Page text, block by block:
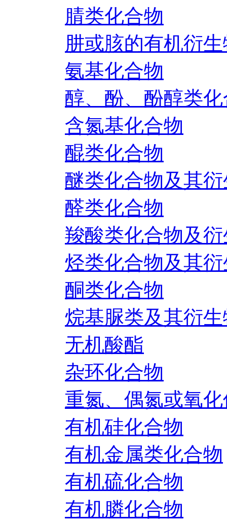
腈类化合物
肼或胲的有机衍
氨基化合物
醇、酚、酚醇类
含氮基化合物
醌类化合物
醚类化合物及其
醛类化合物
羧酸类化合物及
烃类化合物及其
酮类化合物
烷基脲类及其衍
无机酸酯
杂环化合物
重氮、偶氮或氧
有机硅化合物
有机金属类化合物
有机硫化合物
有机膦化合物